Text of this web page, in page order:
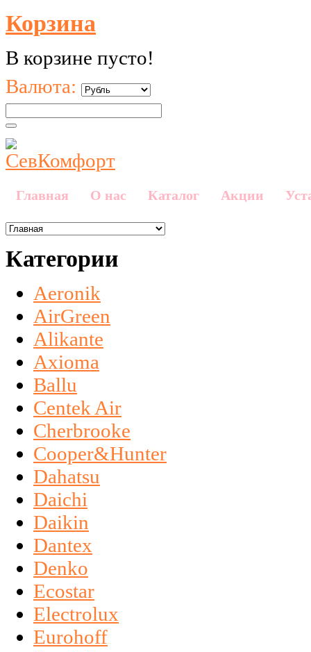
Корзина
В корзине пусто!
Валюта:
Главная О нас Каталог Акции
Категории
Aeronik
AirGreen
Alikante
Axioma
Ballu
Centek Air
Cherbrooke
Cooper&Hunter
Dahatsu
Daichi
Daikin
Dantex
Denko
Ecostar
Electrolux
Eurohoff